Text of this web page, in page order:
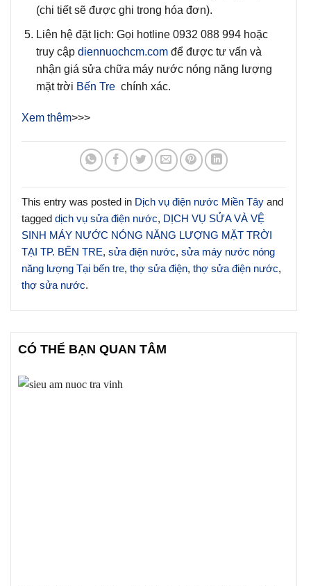
(chi tiết sẽ được ghi trong hóa đơn).
Liên hệ đặt lịch: Gọi hotline 0932 088 994 hoặc
truy cập diennuochcm.comđể được tư vấn và
nhận giá sửa chữa máy nước nóng năng lượng
mặt trời Bến Trechính xác.
Xem thêm>>>
This entry was posted in Dịch vụ điện nước Miền Tây and
tagged dịch vụ sửa điện nước, DỊCH VỤ SỬA VÀ VỆ
SINH MÁY NƯỚC NÓNG NĂNG LƯỢNG MẶT TRỜI
TẠI TP. BẾN TRE, sửa điện nước, sửa máy nước nóng
năng lượng Tại bến tre, thợ sửa điện, thợ sửa điện nước,
thợ sửa nước.
CÓ THỂ BẠN QUAN TÂM